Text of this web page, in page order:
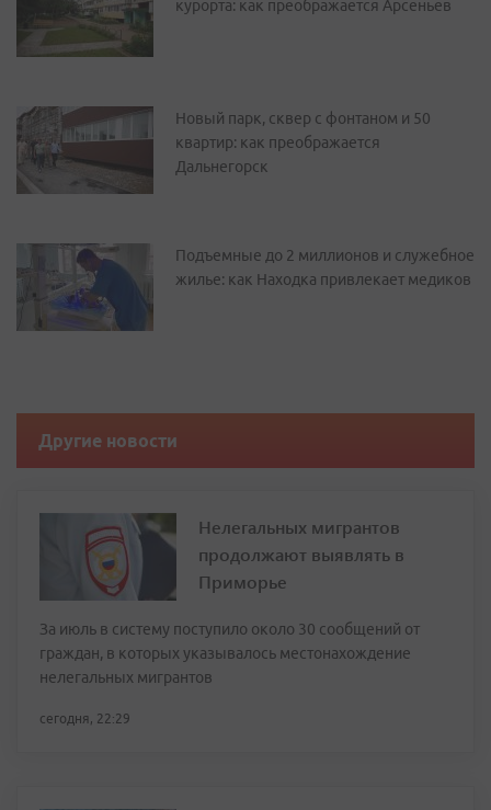
курорта: как преображается Арсеньев
Новый парк, сквер с фонтаном и 50
квартир: как преображается
Дальнегорск
Подъемные до 2 миллионов и служебное
жилье: как Находка привлекает медиков
Другие новости
Нелегальных мигрантов
продолжают выявлять в
Приморье
За июль в систему поступило около 30 сообщений от
граждан, в которых указывалось местонахождение
нелегальных мигрантов
сегодня, 22:29